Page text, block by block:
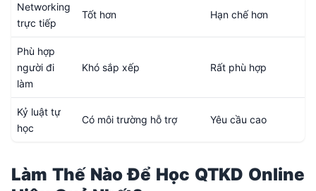
Networking
trực tiếp
Tốt hơn Hạn chế hơn
Phù hợp
người đi
làm
Khó sắp xếp Rất phù hợp
Kỷ luật tự
học
Có môi trường hỗ trợ Yêu cầu cao
Làm Thế Nào Để Học QTKD Online